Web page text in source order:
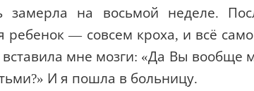
замерла на восьмой неделе.
— совсем кроха, и всё само
мне мозги: «Да Вы вообще
И я пошла в больницу.